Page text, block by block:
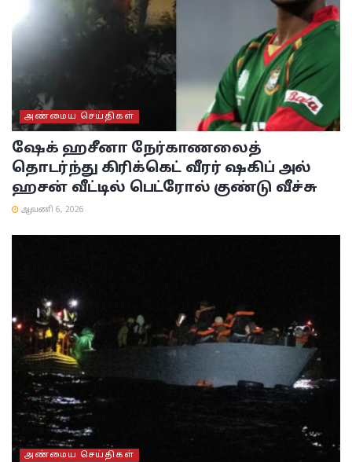
அண்மைய செய்திகள்
ஷேக் ஹசீனா நேர்காணலைத்
தொடர்ந்து கிரிக்கெட் வீரர் ஷகிப் அல்
ஹசன் வீட்டில் பெட்ரோல் குண்டு வீச்சு
ஆவணி 6, 2026
அண்மைய செய்திகள்